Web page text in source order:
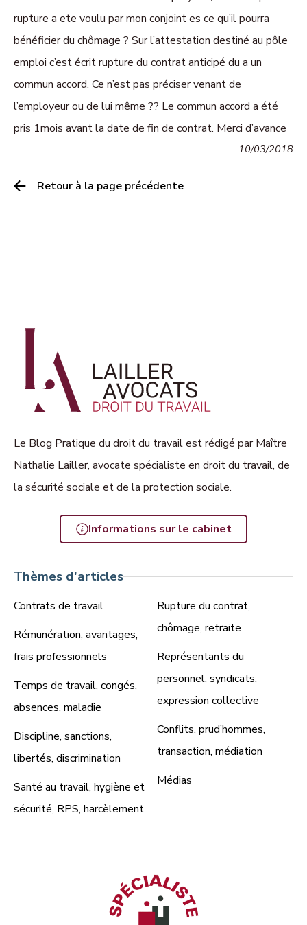
rupture a ete voulu par mon conjoint es ce qu’il pourra
bénéficier du chômage ? Sur l’attestation destiné au pôle
emploi c’est écrit rupture du contrat anticipé du a un
commun accord. Ce n’est pas préciser venant de
l’employeur ou de lui même ?? Le commun accord a été
pris 1mois avant la date de fin de contrat. Merci d’avance
10/03/2018
Retour à la page précédente
Le Blog Pratique du droit du travail est rédigé par Maître
Nathalie Lailler, avocate spécialiste en droit du travail, de
la sécurité sociale et de la protection sociale.
Informations sur le cabinet
Thèmes d'articles
Contrats de travail
Rémunération, avantages,
frais professionnels
Temps de travail, congés,
absences, maladie
Discipline, sanctions,
libertés, discrimination
Santé au travail, hygiène et
sécurité, RPS, harcèlement
Rupture du contrat,
chômage, retraite
Représentants du
personnel, syndicats,
expression collective
Conflits, prud’hommes,
transaction, médiation
Médias